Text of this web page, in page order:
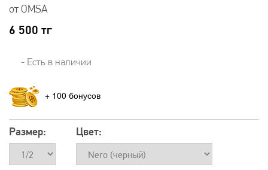
от OMSA
6 500 тг
- Есть в наличии
+ 100
Размер: Цвет: